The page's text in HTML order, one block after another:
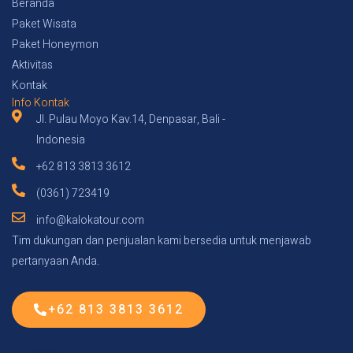
v
e
Beranda
Paket Wisata
Paket Honeymon
Aktivitas
Kontak
Info Kontak
Jl. Pulau Moyo Kav.14, Denpasar, Bali -
Indonesia
+62 813 3813 3612
(0361) 723419
info@kalokatour.com
Tim dukungan dan penjualan kami bersedia untuk menjawab
pertanyaan Anda.
+62 813 3813 3612